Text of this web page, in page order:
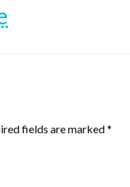
fields are marked*